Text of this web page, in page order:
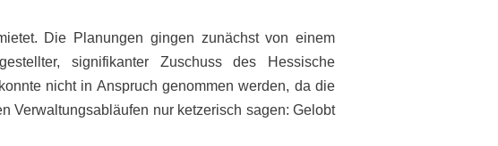
Die Planungen gingen zunächst von einem
signifikanter Zuschuss des Hessische
nicht in Anspruch genommen werden, da die
Verwaltungsabläufen nur ketzerisch sagen: Gelobt